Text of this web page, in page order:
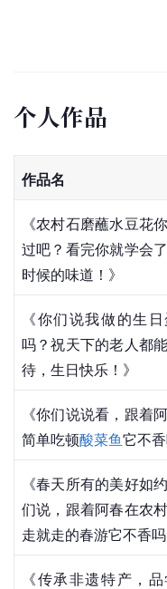
个人作品
作品名
《农村石磨蘸水豆花
过吧？看完你就学会
时候的味道！》
《你们说我做的生
吗？祝天下的老人都
待，生日快乐！》
《你们说说看，跟着
简单吃顿酸菜鱼它不
《春天所有的美好如
们说，跟着阿春在农
走就走的春游它不香
《传承非遗特产，